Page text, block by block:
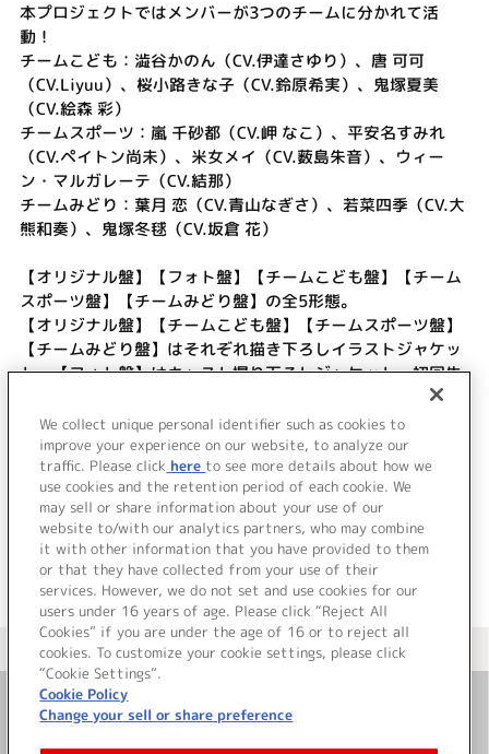
本プロジェクトではメンバーが3つのチームに分かれて活
動！
チームこども：澁谷かのん（CV.伊達さゆり）、唐 可可
（CV.Liyuu）、桜小路きな子（CV.鈴原希実）、鬼塚夏美
（CV.絵森 彩）
チームスポーツ：嵐 千砂都（CV.岬 なこ）、平安名すみれ
（CV.ペイトン尚未）、米女メイ（CV.薮島朱音）、ウィー
ン・マルガレーテ（CV.結那）
チームみどり：葉月 恋（CV.青山なぎさ）、若菜四季（CV.大
熊和奏）、鬼塚冬毬（CV.坂倉 花）
【オリジナル盤】【フォト盤】【チームこども盤】【チーム
スポーツ盤】【チームみどり盤】の全5形態。
【オリジナル盤】【チームこども盤】【チームスポーツ盤】
【チームみどり盤】はそれぞれ描き下ろしイラストジャケッ
ト、【フォト盤】はキャスト撮り下ろしジャケット。初回生
Anniversary ラブライブ！フェス」ラブライブ！スーパース
ター!!先行抽選申込券を封入！
＜ BACK
＜ カタログサイト トップページへ
お問い合わせ
We collect unique personal identifier such as cookies to
improve your experience on our website, to analyze our
traffic. Please click here to see more details about how we
use cookies and the retention period of each cookie. We
may sell or share information about your use of our
website to/with our analytics partners, who may combine
it with other information that you have provided to them
or that they have collected from your use of their
services. However, we do not set and use cookies for our
users under 16 years of age. Please click “Reject All
Cookies” if you are under the age of 16 or to reject all
cookies. To customize your cookie settings, please click
“Cookie Settings”.
Cookie Policy
Change your sell or share preference